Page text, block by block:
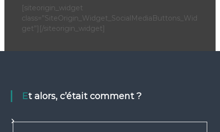
[siteorigin_widget
class=”SiteOrigin_Widget_SocialMediaButtons_Wid
get”] [/siteorigin_widget]
Et alors, c’était comment ?